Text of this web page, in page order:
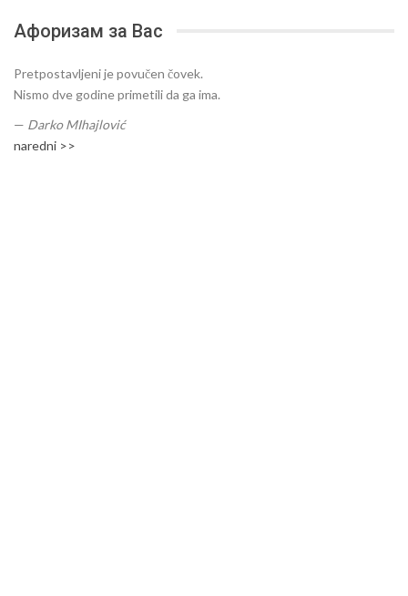
Афоризам за Вас
Pretpostavljeni je povučen čovek.
Nismo dve godine primetili da ga ima.
— Darko MIhajlović
naredni >>